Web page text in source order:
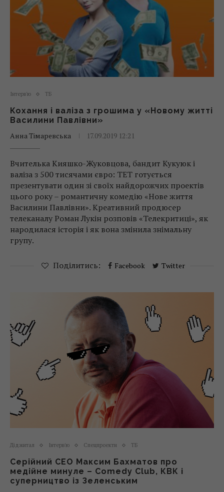
Інтерв'ю ТБ
Кохання і валіза з грошима у «Новому житті
Василини Павлівни»
Анна Тімаревська
17.09.2019 12:21
Вчителька Кияшко-Жуковцова, бандит Кукуюк і
валіза з 500 тисячами євро: ТЕТ готується
презентувати один зі своїх найдорожчих проектів
цього року – романтичну комедію «Нове життя
Василини Павлівни». Креативний продюсер
телеканалу Роман Лукін розповів «Телекритиці», як
народилася історія і як вона змінила знімальну
групу.
Поділитись: Facebook Twitter
Діджитал Інтерв'ю Спецпроекти ТБ
Серійний СЕО Максим Бахматов про
медійне минуле – Comedy Club, КВК і
суперництво із Зеленським